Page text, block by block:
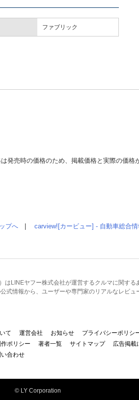
ファブリック
売時の価格のため、掲載価格と実際の価格
プへ carview![カービュー] - 自動車総合
はLINEヤフー株式会社が運営するクルマに関する
式情報から、ユーザーや専門家のリアルなレビュ
て 運営会社 お知らせ プライバシーポリシ
ポリシー
著者一覧 サイトマップ 広告掲載
合わせ
© LY Corporation